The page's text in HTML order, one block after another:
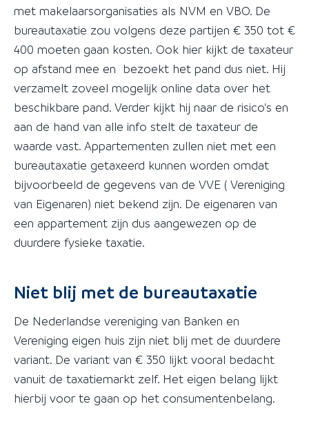
met makelaarsorganisaties als NVM en VBO. De
bureautaxatie zou volgens deze partijen € 350 tot €
400 moeten gaan kosten. Ook hier kijkt de taxateur
op afstand mee en bezoekt het pand dus niet. Hij
verzamelt zoveel mogelijk online data over het
beschikbare pand. Verder kijkt hij naar de risico's en
aan de hand van alle info stelt de taxateur de
waarde vast. Appartementen zullen niet met een
bureautaxatie getaxeerd kunnen worden omdat
bijvoorbeeld de gegevens van de VVE ( Vereniging
van Eigenaren) niet bekend zijn. De eigenaren van
een appartement zijn dus aangewezen op de
duurdere fysieke taxatie.
Niet blij met de bureautaxatie
De Nederlandse vereniging van Banken en
Vereniging eigen huis zijn niet blij met de duurdere
variant. De variant van € 350 lijkt vooral bedacht
vanuit de taxatiemarkt zelf. Het eigen belang lijkt
hierbij voor te gaan op het consumentenbelang.